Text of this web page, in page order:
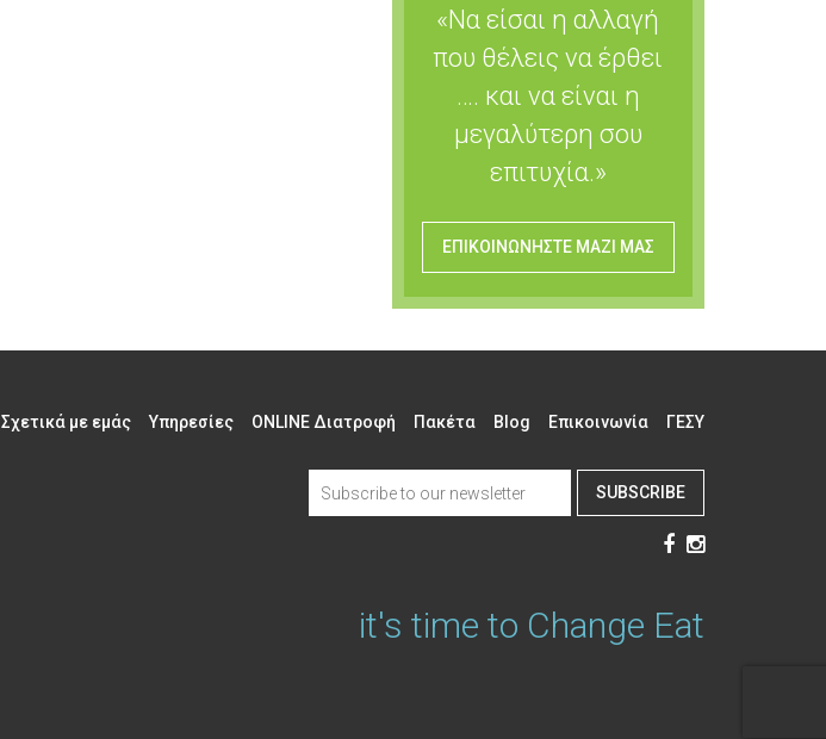
«Να είσαι η αλλαγή
που θέλεις να έρθει
…. και να είναι η
μεγαλύτερη σου
επιτυχία.»
ΕΠΙΚΟΙΝΩΝΗΣΤΕ ΜΑΖΙ ΜΑΣ
Σχετικά με εμάς Υπηρεσίες ONLINE Διατροφή Πακέτα Blog Επικοινωνία ΓΕΣΥ
SUBSCRIBE
it's time to Change Eat